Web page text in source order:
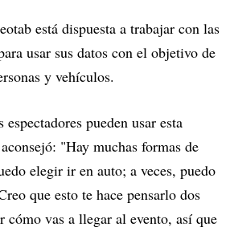
está dispuesta a trabajar con las
usar sus datos con el objetivo de
y vehículos.
pueden usar esta
"Hay muchas formas de
elegir ir en auto; a veces, puedo
que esto te hace pensarlo dos
cómo vas a llegar al evento, así que